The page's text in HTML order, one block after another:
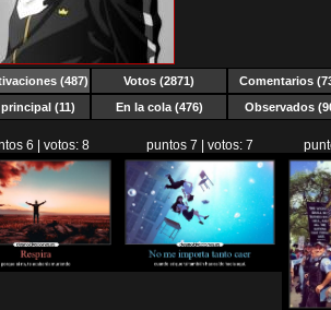
(487) Votos (2871)
Comentarios
(11)
En la cola (476) Observados
6 | votos: 8 puntos 7 | votos: 7